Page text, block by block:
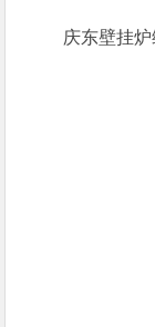
庆东壁挂